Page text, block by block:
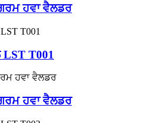
ਹਵਾ ਵੈਲਡਰ
T001
ਹਵਾ ਵੈਲਡਰ